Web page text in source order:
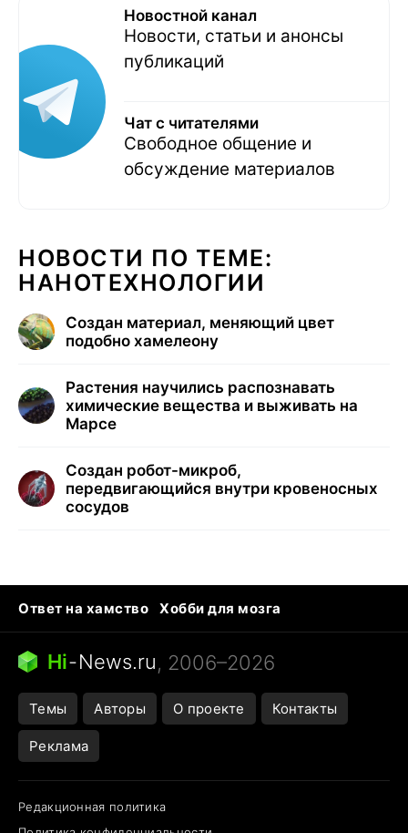
Новостной канал
Новости, статьи и анонсы
публикаций
Чат с читателями
Свободное общение и
обсуждение материалов
НОВОСТИ ПО ТЕМЕ:
НАНОТЕХНОЛОГИИ
Создан материал, меняющий цвет
подобно хамелеону
Растения научились распознавать
химические вещества и выживать на
Марсе
Создан робот-микроб,
передвигающийся внутри кровеносных
сосудов
Ответ на хамство
Хобби для мозга
Бензин 100 и 95
Тунцы в океанариуме
Следующая пандемия
Hi-News.ru, 2006–2026
Темы Авторы О проекте Контакты
Реклама
Редакционная политика